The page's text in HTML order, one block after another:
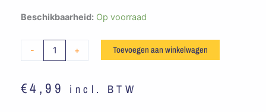
Beschikbaarheid: Op voorraad
-
Embleem
Sergeantstrepen
aantal
+ Toevoegen aan winkelwagen
€4,99 incl. BTW